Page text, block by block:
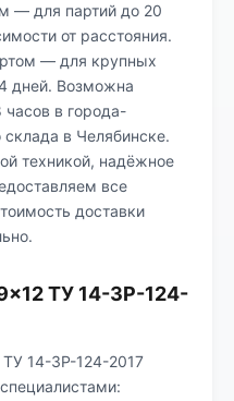
— для партий до 20
от расстояния.
— для крупных
дней. Возможна
в города-
в Челябинске.
техникой, надёжное
все
доставки
ТУ 14-3Р-124-
14-3Р-124-2017